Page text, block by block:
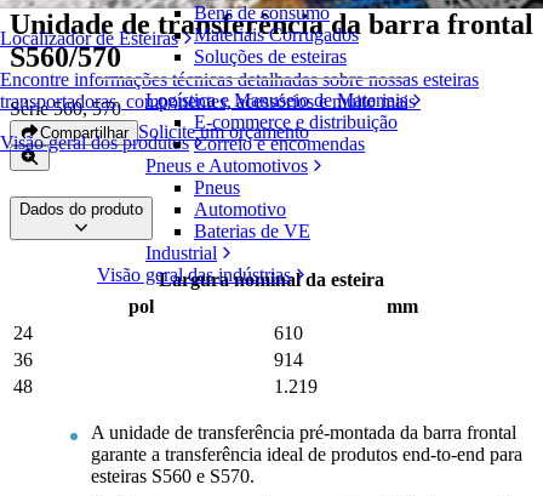
Localizador de Esteiras
Encontre informações técnicas detalhadas sobre nossas esteiras
transportadoras, componentes, acessórios e muito mais
Visão geral dos produtos
Bens de consumo
Materiais Corrugados
Soluções de esteiras
Logística e Manuseio de Materiais
E-commerce e distribuição
Correio e encomendas
Pneus e Automotivos
Pneus
Automotivo
Baterias de VE
Industrial
Visão geral das indústrias
Unidade de transferência da barra frontal
S560/570
Série 560, 570
Compartilhar Solicite um orçamento
Dados do produto
Largura nominal da esteira
pol
mm
24
610
36
914
48
1.219
A unidade de transferência pré-montada da barra frontal
garante a transferência ideal de produtos end-to-end para
esteiras S560 e S570.